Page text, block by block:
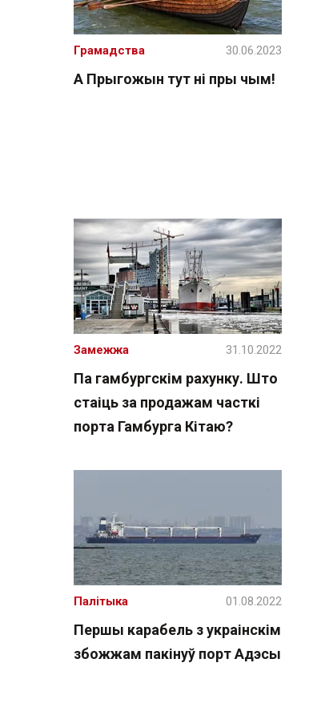
А Прыгожын тут ні пры чым!
Грамадства 30.06.2023
Па гамбургскім рахунку. Што
стаіць за продажам часткі
порта Гамбурга Кітаю?
Замежжа 31.10.2022
Першы карабель з украінскім
збожжам пакінуў порт Адэсы
Палітыка 01.08.2022